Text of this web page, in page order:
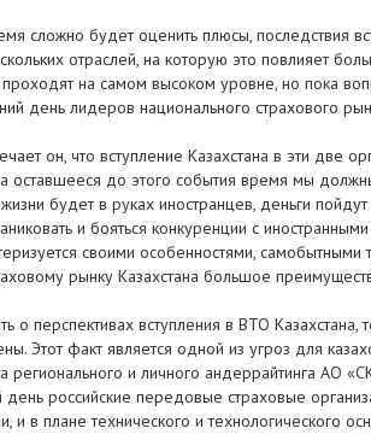
сложно будет оценить плюсы, последствия
отраслей, на которую это повлияет
на самом высоком уровне, но пока
день лидеров национального страхового
он, что вступление Казахстана в эти
оставшееся до этого события время мы
будет в руках иностранцев, деньги
и бояться конкуренции с
своими особенностями,
рынку Казахстана большое
о перспективах вступления в ВТО
Этот факт является одной из угроз для
регионального и личного андеррайтинга АО
российские передовые страховые
и в плане технического и технологического